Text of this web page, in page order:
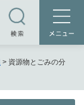
> 資源物とごみの分